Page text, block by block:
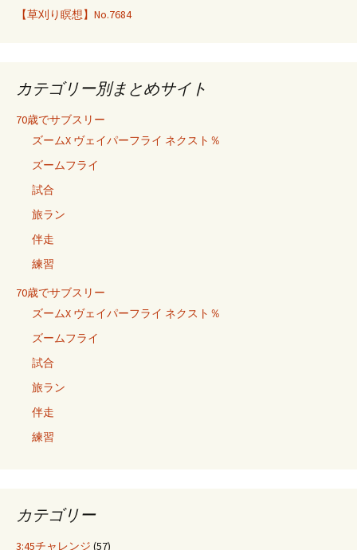
【草刈り瞑想】No.7684
カテゴリー別まとめサイト
70歳でサブスリー
ズームX ヴェイパーフライ ネクスト％
ズームフライ
試合
旅ラン
伴走
練習
70歳でサブスリー
ズームX ヴェイパーフライ ネクスト％
ズームフライ
試合
旅ラン
伴走
練習
カテゴリー
3:45チャレンジ (57)